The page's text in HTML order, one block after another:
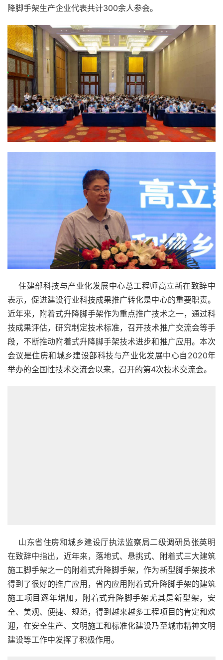
降脚手架生产企业代表共计300余人参会。
住建部科技与产业化发展中心总工程师高立新在致辞中
表示，促进建设行业科技成果推广转化是中心的重要职责。
近年来，附着式升降脚手架作为重点推广技术之一，通过科
技成果评估，研究制定技术标准，召开技术推广交流会等手
段，不断推动附着式升降脚手架技术进步和推广应用。本次
会议是住房和城乡建设部科技与产业化发展中心自2020年
举办的全国性技术交流会以来，召开的第4次技术交流会。
山东省住房和城乡建设厅执法监察局二级调研员张英明
在致辞中指出，近年来，落地式、悬挑式、附着式三大建筑
施工脚手架之一的附着式升降脚手架，作为新型脚手架技术
得到了很好的推广应用，省内应用附着式升降脚手架的建筑
施工项目逐年增加，附着式升降脚手架尤其是新型架，安
全、美观、便捷、规范，得到越来越多工程项目的肯定和欢
迎，在安全生产、文明施工和标准化建设乃至城市精神文明
建设等工作中发挥了积极作用。